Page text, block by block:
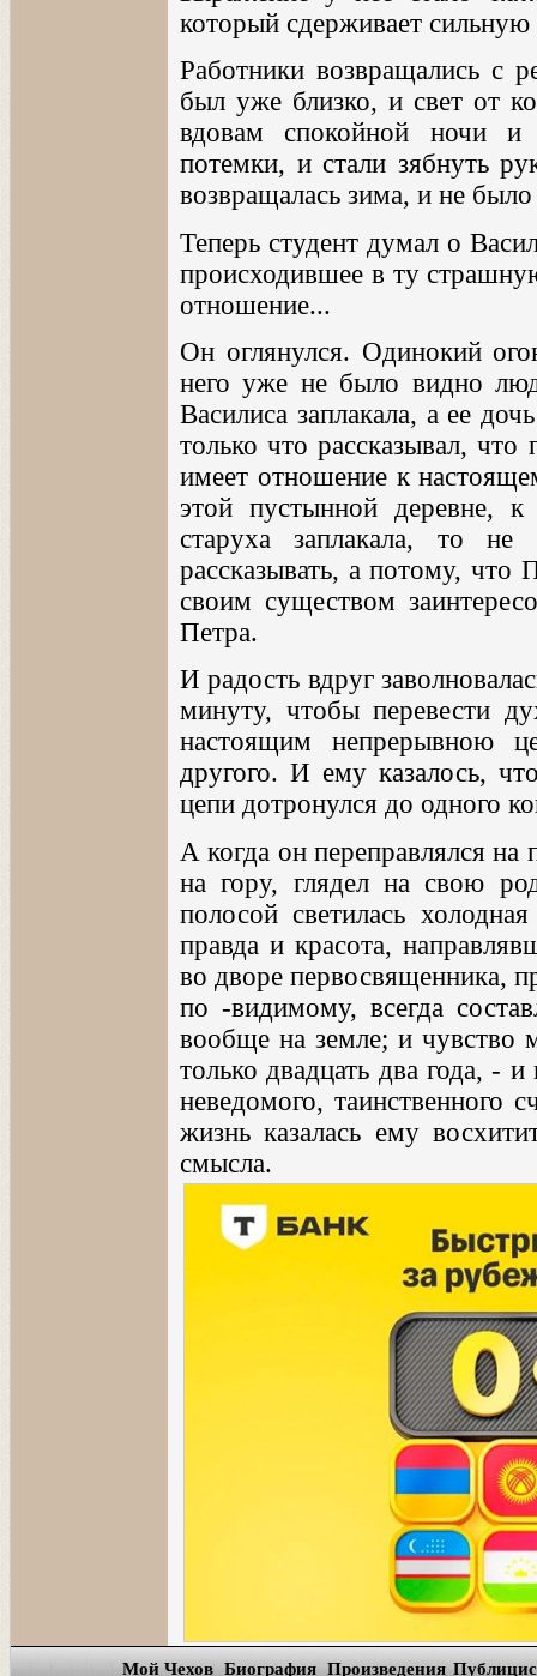
который сдерживает сильную
Работники возвращались с
был уже близко, и свет от
вдовам спокойной ночи
потемки, и стали зябнуть
возвращалась зима, и не
Теперь студент думал о
происходившее в ту
отношение...
Он оглянулся. Одинокий
него уже не было видно
Василиса заплакала, а ее
только что рассказывал, что
имеет отношение к
этой пустынной деревне,
старуха заплакала, то
рассказывать, а потому, что
своим существом
Петра.
И радость вдруг
минуту, чтобы перевести
настоящим непрерывною
другого. И ему казалось,
цепи дотронулся до одного
А когда он переправлялся
на гору, глядел на свою
полосой светилась
правда и красота,
во дворе первосвященника,
по -видимому, всегда
вообще на земле; и чувство
только двадцать два года, -
неведомого, таинственного
жизнь казалась ему
смысла.
Мой Чехов Биография Произведения